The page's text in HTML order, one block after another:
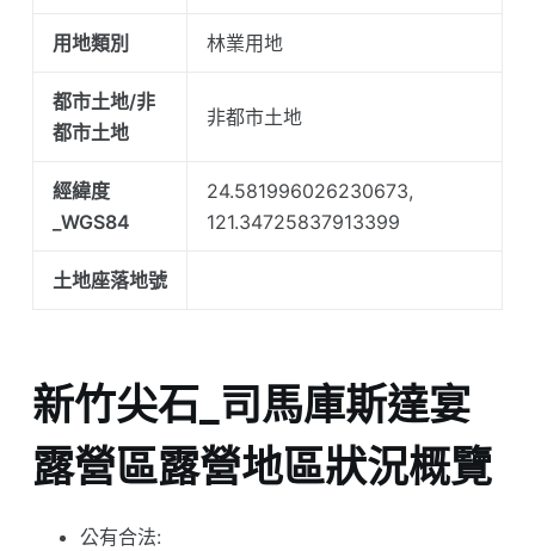
用地類別 林業用地
都市土地/非
都市土地
非都市土地
經緯度
_WGS84
24.581996026230673,
121.34725837913399
土地座落地號
新竹尖石_司馬庫斯達宴
露營區露營地區狀況概覽
公有合法: